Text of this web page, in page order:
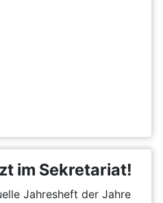
im Sekretariat!
Jahresheft der Jahre